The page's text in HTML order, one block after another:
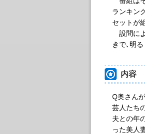
ランキン
セットが
設問に
きで､明
内容
Q奥さん
芸人たち
夫との年
った美人